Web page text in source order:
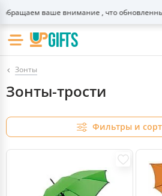
ваше внимание , что обновленный
Зонты
Зонты-трости
Фильтры и